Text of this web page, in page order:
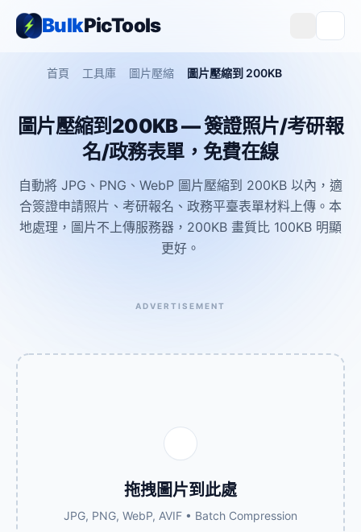
BulkPicTools
首頁 工具庫 圖片壓縮 圖片壓縮到 200KB
圖片壓縮到200KB — 簽證照片/考研報
名/政務表單，免費在線
自動將 JPG、PNG、WebP 圖片壓縮到 200KB 以內，適
合簽證申請照片、考研報名、政務平臺表單材料上傳。本
地處理，圖片不上傳服務器，200KB 畫質比 100KB 明顯
更好。
ADVERTISEMENT
拖拽圖片到此處
JPG, PNG, WebP, AVIF • Batch Compression